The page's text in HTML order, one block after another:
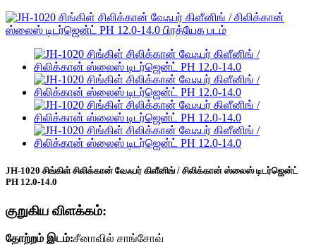
JH-1020 சிங்கிள் சிலிக்கான் வேஃபர் கிளீனிங் / சிலிக்கான் ஸ்லைஸ் டிடர்ஜென்ட்
PH 12.0-14.0
குறுகிய விளக்கம்:
தோற்றம் இடம்:சீனாவில் சாங்சோவ்